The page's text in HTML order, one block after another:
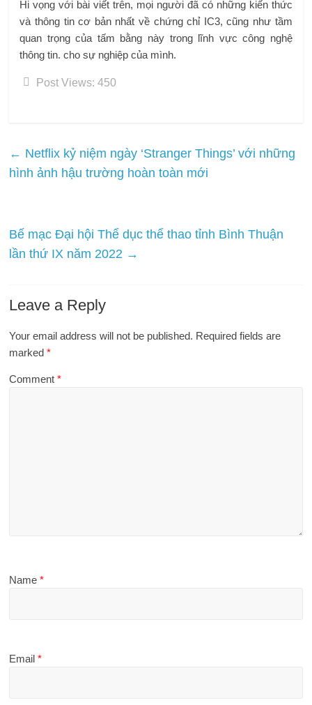
Hi vọng với bài viết trên, mọi người đã có những kiến ​​thức
và thông tin cơ bản nhất về chứng chỉ IC3, cũng như tầm
quan trọng của tấm bằng này trong lĩnh vực công nghệ
thông tin. cho sự nghiệp của mình.
Post Views: 450
← Netflix kỷ niệm ngày ‘Stranger Things’ với những
hình ảnh hậu trường hoàn toàn mới
Bế mạc Đại hội Thể dục thể thao tỉnh Bình Thuận
lần thứ IX năm 2022 →
Leave a Reply
Your email address will not be published. Required fields are
marked*
Comment*
Name*
Email*